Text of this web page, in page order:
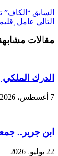
السابق “الكاف”
التالي عامل
مقالات
الدرك
7 أغسطس، 2026
ابن جرير..
22 يوليو، 2026